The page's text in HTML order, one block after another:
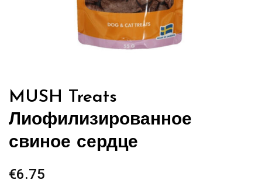
MUSH Treats
Лиофилизированное
свиное сердце
€6.75